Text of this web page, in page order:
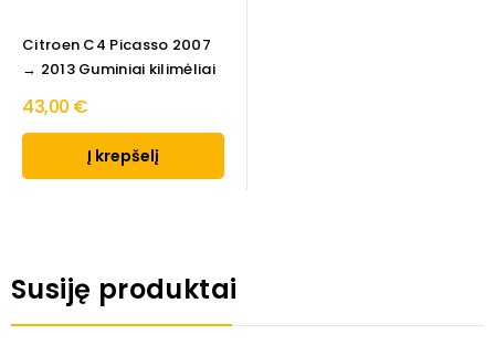
Citroen C4 Picasso 2007
→ 2013 Guminiai kilimėliai
43,00 €
Į krepšelį
Susiję produktai